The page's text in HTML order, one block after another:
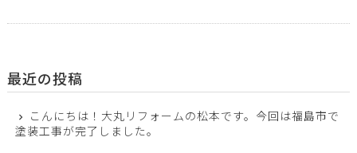
最近の投稿
こんにちは！大丸リフォームの松本です。今回は福島市で
塗装工事が完了しました。